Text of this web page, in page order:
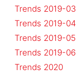
Trends 2019-03
Trends 2019-04
Trends 2019-05
Trends 2019-06
Trends 2020